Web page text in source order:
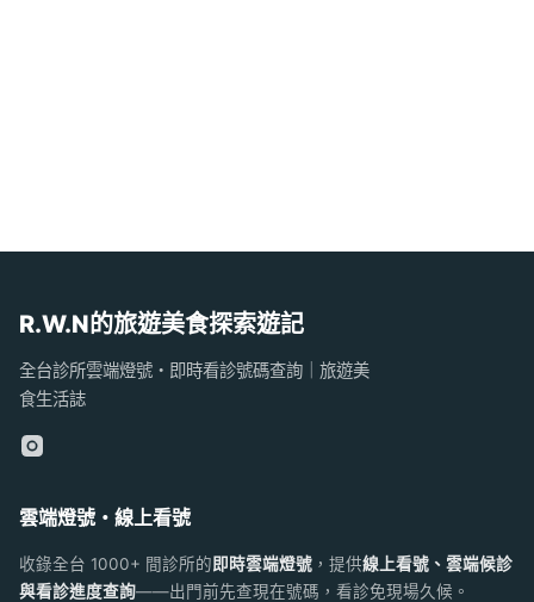
R.W.N的旅遊美食探索遊記
全台診所雲端燈號・即時看診號碼查詢｜旅遊美
食生活誌
雲端燈號・線上看號
收錄全台 1000+ 間診所的 即時雲端燈號 ，提供線上看號、雲端候診
與看診進度查詢——出門前先查現在號碼，看診免現場久候。